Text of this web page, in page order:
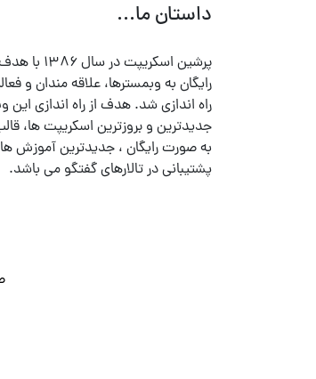
داستان ما...
پرشین اسکریپت
رایگان به وبمسترها، علاقه مندان و
راه اندازی شد. هدف از راه اندازی این
جدیدترین و بروزترین اسکریپت ها،
به صورت رایگان ، جدیدترین آموزش
پشتیبانی در تالارهای گفتگو می باشد.